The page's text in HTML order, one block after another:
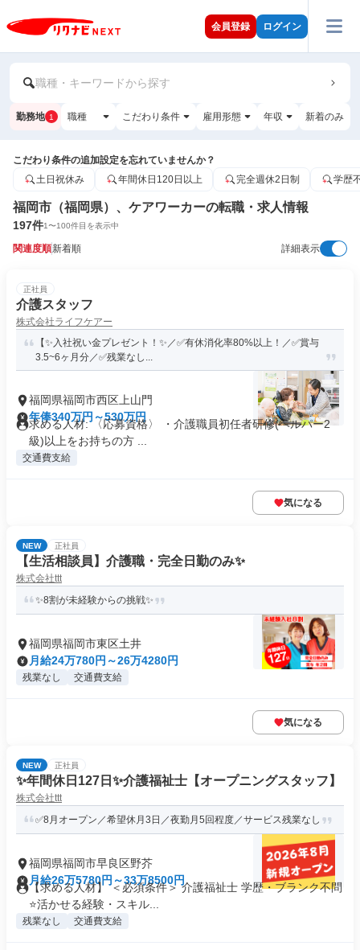
会員登録 ログイン
職種・キーワードから探す
勤務地 1 職種 こだわり条件 雇用形態 年収 新着のみ
こだわり条件の追加設定を忘れていませんか？
土日祝休み
年間休日120日以上 完全週休2日制 学歴
福岡市（福岡県）、ケアワーカーの転職・求人情報
197件1〜100件目を表示中
関連度順新着順 詳細表示
正社員
介護スタッフ
株式会社ライフケアー
【✨入社祝い金プレゼント！✨／✅有休消化率80%以上！／✅賞与
3.5~6ヶ月分／✅残業なし...
福岡県福岡市西区上山門
年俸340万円～530万円
求める人材: 〈応募資格〉 ・介護職員初任者研修(ヘルパー2
級)以上をお持ちの方 ...
交通費支給
気になる
NEW 正社員
【生活相談員】介護職・完全日勤のみ✨
株式会社ttt
✨8割が未経験からの挑戦✨
福岡県福岡市東区土井
月給24万780円～26万4280円
残業なし 交通費支給
気になる
NEW 正社員
✨年間休日127日✨介護福祉士【オープニングスタッフ】
株式会社ttt
✅8月オープン／希望休月3日／夜勤月5回程度／サービス残業なし
福岡県福岡市早良区野芥
月給26万5780円～33万8500円
【求める人材】 ＜必須条件＞ 介護福祉士 学歴・ブランク不問
⭐活かせる経験・スキル...
残業なし 交通費支給